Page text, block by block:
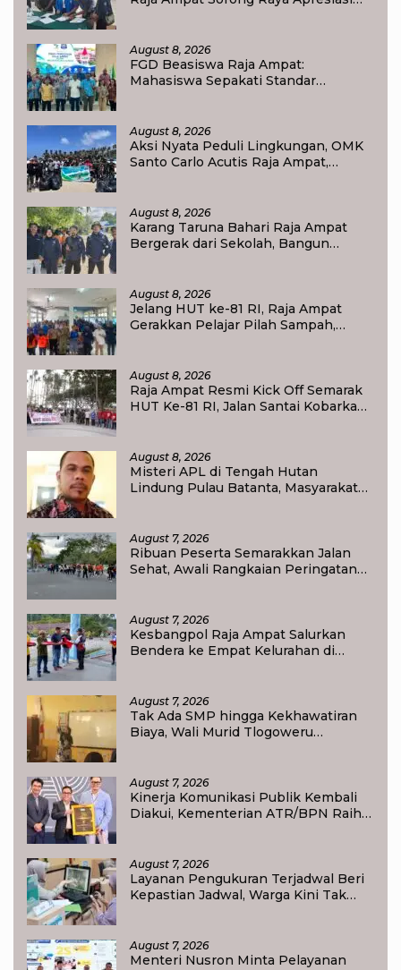
August 8, 2026
FGD Beasiswa Raja Ampat:
Mahasiswa Sepakati Standar
August 8, 2026
Aksi Nyata Peduli Lingkungan, OMK
Santo Carlo Acutis Raja Ampat,
August 8, 2026
Karang Taruna Bahari Raja Ampat
Bergerak dari Sekolah, Bangun
August 8, 2026
Jelang HUT ke-81 RI, Raja Ampat
Gerakkan Pelajar Pilah Sampah,
August 8, 2026
Raja Ampat Resmi Kick Off Semarak
HUT Ke-81 RI, Jalan Santai Kobarkan
August 8, 2026
Misteri APL di Tengah Hutan
Lindung Pulau Batanta, Masyarakat
August 7, 2026
Ribuan Peserta Semarakkan Jalan
Sehat, Awali Rangkaian Peringatan
August 7, 2026
Kesbangpol Raja Ampat Salurkan
Bendera ke Empat Kelurahan di
August 7, 2026
Tak Ada SMP hingga Kekhawatiran
Biaya, Wali Murid Tlogoweru
August 7, 2026
Kinerja Komunikasi Publik Kembali
Diakui, Kementerian ATR/BPN Raih
August 7, 2026
Layanan Pengukuran Terjadwal Beri
Kepastian Jadwal, Warga Kini Tak
August 7, 2026
Menteri Nusron Minta Pelayanan